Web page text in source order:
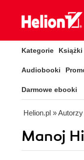
Kategorie Książki
Audiobooki
Darmowe ebooki
Helion.pl » Autorzy
Manoj